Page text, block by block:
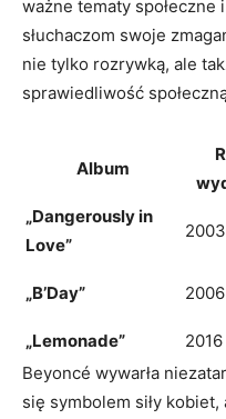
ważne tematy ‌społeczne
słuchaczom ‌swoje
nie tylko rozrywką, ⁣ale⁤
⁤sprawiedliwość
Album
„Dangerously in
Love”
2003
„B’Day” 2006
„Lemonade”
2016
Beyoncé ‍wywarła‍
się‌ symbolem siły